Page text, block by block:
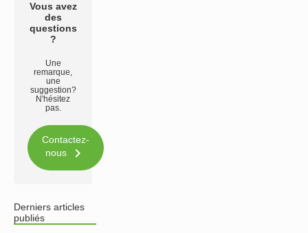
Vous avez
des
questions
?
Une
remarque,
une
suggestion?
N'hésitez
pas.
Contactez-
nous

Derniers articles
publiés